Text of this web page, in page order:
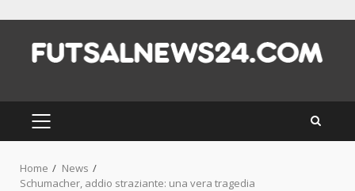
content
PRIMARY
MENU
Home
News
Schumacher, addio straziante: una vera tragedia